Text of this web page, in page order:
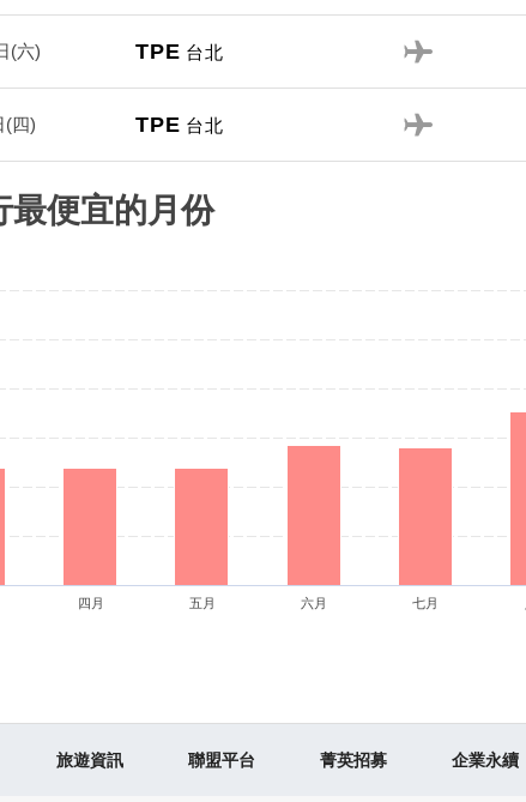
TPE 台北
(六)
TPE 台北
(四)
最便宜的月份
四月 五月 六月 七月
旅遊資訊 聯盟平台 菁英招募 企業永續